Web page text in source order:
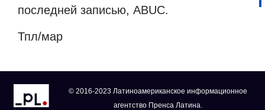
последней записью, ABUC.
Тпл/мар
© 2016-2023 Латиноамериканское информационное
агентство Пренса Латина.